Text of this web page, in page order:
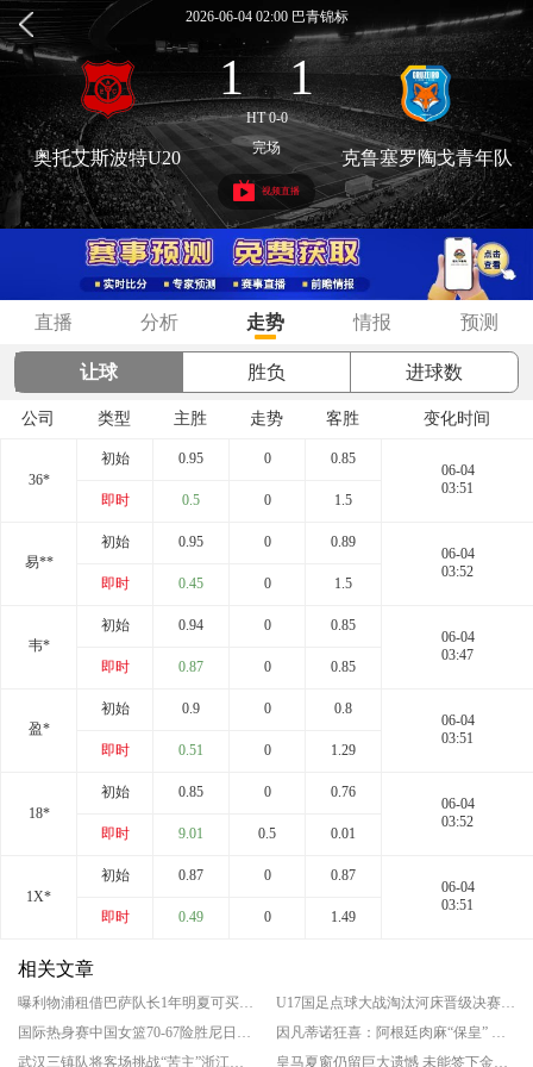
2026-06-04 02:00 巴青锦标
1 : 1
HT 0-0
奥托艾斯波特U20 完场 克鲁塞罗陶戈青年队
视频直播
直播 分析 走势 情报 预测
让球 胜负 进球数
公司 类型 主胜 走势 客胜 变化时间
36*
初始 0.95 0 0.85
06-04
03:51
即时 0.5 0 1.5
易**
初始 0.95 0 0.89
06-04
03:52
即时 0.45 0 1.5
韦*
初始 0.94 0 0.85
06-04
03:47
即时 0.87 0 0.85
盈*
初始 0.9 0 0.8
06-04
03:51
即时 0.51 0 1.29
18*
初始 0.85 0 0.76
06-04
03:52
即时 9.01 0.5 0.01
1X*
初始 0.87 0 0.87
06-04
03:51
即时 0.49 0 1.49
相关文章
曝利物浦租借巴萨队长1年明夏可买断 巴萨队长阿劳霍告别诺坎普
U17国足点球大战淘汰河床晋级决赛 将对阵阿森纳
国际热身赛中国女篮70-67险胜尼日利亚女篮 张子宇24分穆萨15分10板
因凡蒂诺狂喜：阿根廷肉麻“保皇” 欧足联态度仍强硬
武汉三镇队将客场挑战“苦主”浙江队 保级关键战
皇马夏窗仍留巨大遗憾 未能签下金球奖中场